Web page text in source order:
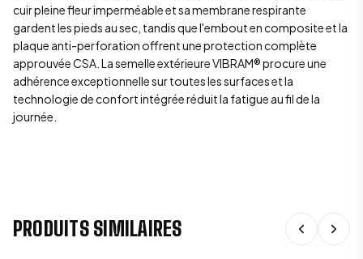
cuir pleine fleur imperméable et sa membrane respirante
gardent les pieds au sec, tandis que l'embout en composite et la
plaque anti-perforation offrent une protection complète
approuvée CSA. La semelle extérieure VIBRAM® procure une
adhérence exceptionnelle sur toutes les surfaces et la
technologie de confort intégrée réduit la fatigue au fil de la
journée.
PRODUITS SIMILAIRES